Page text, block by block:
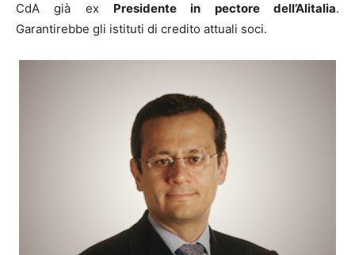
CdA già ex Presidente in pectore dell’Alitalia.
Garantirebbe gli istituti di credito attuali soci.